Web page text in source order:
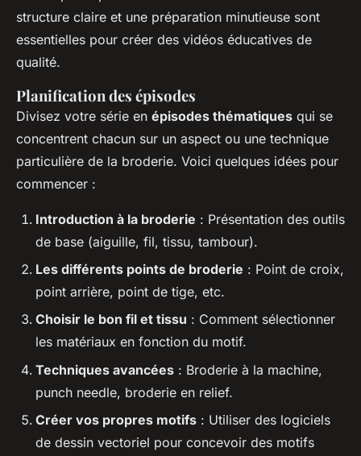
structure claire et une préparation minutieuse sont
essentielles pour créer des vidéos éducatives de
qualité.
Planification des épisodes
Divisez votre série en épisodes thématiques qui se
concentrent chacun sur un aspect ou une technique
particulière de la broderie. Voici quelques idées pour
commencer :
Introduction à la broderie : Présentation des outils
de base (aiguille, fil, tissu, tambour).
Les différents points de broderie : Point de croix,
point arrière, point de tige, etc.
Choisir le bon fil et tissu : Comment sélectionner
les matériaux en fonction du motif.
Techniques avancées : Broderie à la machine,
punch needle, broderie en relief.
Créer vos propres motifs : Utiliser des logiciels
de dessin vectoriel pour concevoir des motifs